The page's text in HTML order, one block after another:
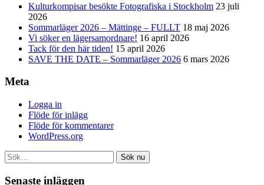
Kulturkompisar besökte Fotografiska i Stockholm 23 juli
2026
Sommarläger 2026 – Mättinge – FULLT 18 maj 2026
Vi söker en lägersamordnare! 16 april 2026
Tack för den här tiden! 15 april 2026
SAVE THE DATE – Sommarläger 2026 6 mars 2026
Meta
Logga in
Flöde för inlägg
Flöde för kommentarer
WordPress.org
Sök nu
Senaste inläggen